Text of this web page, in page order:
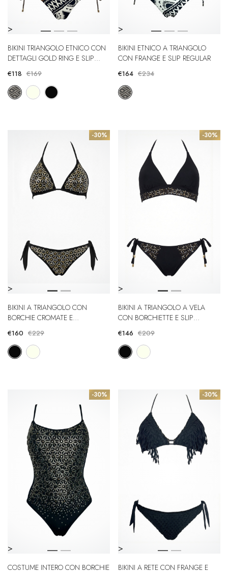
>
BIKINI TRIANGOLO ETNICO CON
DETTAGLI GOLD RING E SLIP
€118 €169
>
BIKINI ETNICO A TRIANGOLO
CON FRANGE E SLIP REGULAR
€164 €234
-30%
>
BIKINI A TRIANGOLO CON
BORCHIE CROMATE E
€160 €229
-30%
>
BIKINI A TRIANGOLO A VELA
CON BORCHIETTE E SLIP
€146 €209
-30%
>
COSTUME INTERO CON BORCHIE
-30%
>
BIKINI A RETE CON FRANGE E